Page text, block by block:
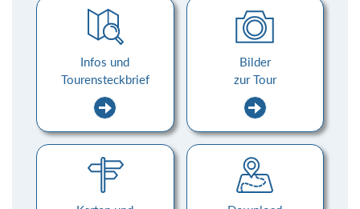
Infos und
Tourensteckbrief
Bilder
zur Tour